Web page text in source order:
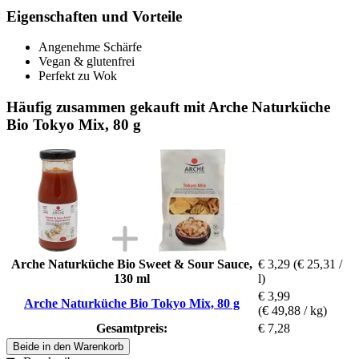
Eigenschaften und Vorteile
Angenehme Schärfe
Vegan & glutenfrei
Perfekt zu Wok
Häufig zusammen gekauft mit Arche Naturküche
Bio Tokyo Mix, 80 g
Arche Naturküche Bio Sweet & Sour Sauce,
130 ml
€ 3,29 (€ 25,31 /
l)
Arche Naturküche Bio Tokyo Mix, 80 g
€ 3,99
(€ 49,88 / kg)
Gesamtpreis:
€ 7,28
Beide in den Warenkorb